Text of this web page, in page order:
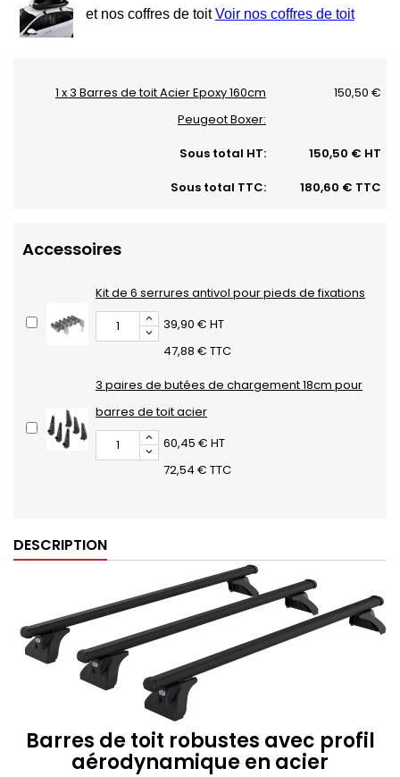
et nos coffres de toitVoir nos coffres de toit
1 x 3 Barres de toit Acier Epoxy 160cm
Peugeot Boxer:
150,50 €
Sous total HT:
150,50 € HT
Sous total TTC:
180,60 € TTC
Accessoires
Kit de 6 serrures antivol pour pieds de fixations
39,90 € HT
47,88 € TTC
3 paires de butées de chargement 18cm pour
barres de toit acier
60,45 € HT
72,54 € TTC
DESCRIPTION
Barres de toit robustes avec profil
aérodynamique en acier